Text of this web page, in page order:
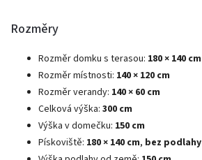
Rozměry
Rozměr domku s terasou: 180 × 140 cm
Rozměr místnosti: 140 × 120 cm
Rozměr verandy: 140 × 60 cm
Celková výška: 300 cm
Výška v domečku: 150 cm
Pískoviště: 180 × 140 cm, bez podlahy